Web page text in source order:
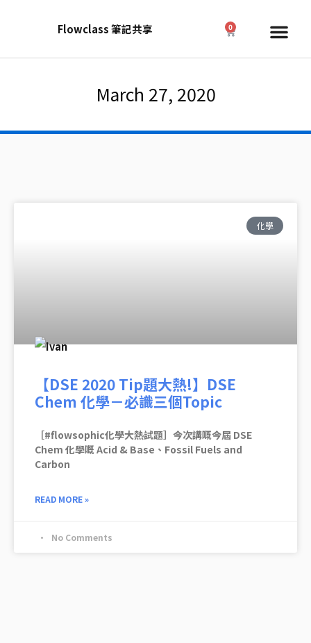
Flowclass 筆記共享 0 Cart
March 27, 2020
化學
【DSE 2020 Tip題大熱!】DSE
Chem 化學－必識三個Topic
［#flowsophic化學大熱試題］今次講嘅今屆 DSE
Chem 化學嘅 Acid & Base、Fossil Fuels and
Carbon
READ MORE »
No Comments